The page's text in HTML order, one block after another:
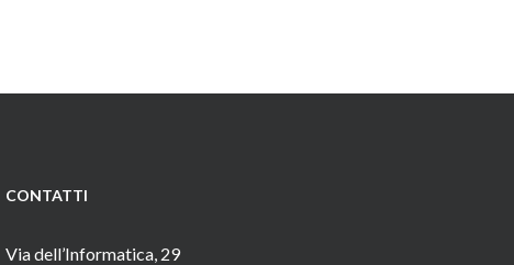
CONTATTI
Via dell’Informatica, 29